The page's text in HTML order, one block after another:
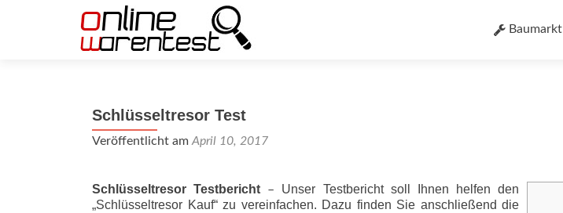
InhaltBaumarkt
Schlüsseltresor Test
Veröffentlicht am April 10, 2017
Schlüsseltresor Testbericht – Unser Testbericht soll Ihnen helfen den
„Schlüsseltresor Kauf“ zu vereinfachen. Dazu finden Sie anschließend die